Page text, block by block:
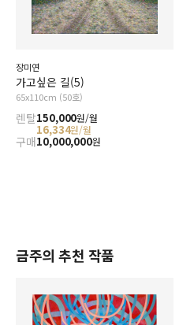
장미연
가고싶은 길(5)
65x110cm (50호)
렌탈150,000원/월
16,334원/월
구매10,000,000원
금주의 추천 작품